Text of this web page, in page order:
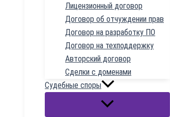
Лицензионный договор
Договор об отчуждении прав
Договор на разработку ПО
Договор на техподдержку
Авторский договор
Сделки с доменами
Судебные споры